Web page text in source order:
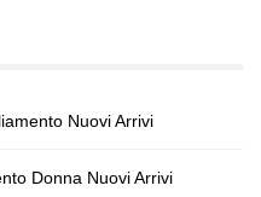
Nuovi Arrivi
Donna Nuovi Arrivi